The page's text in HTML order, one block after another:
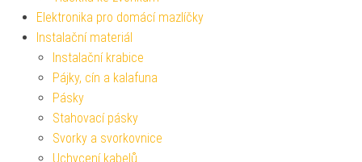
Elektronika pro domácí mazlíčky
Instalační materiál
Instalační krabice
Pájky, cín a kalafuna
Pásky
Stahovací pásky
Svorky a svorkovnice
Uchycení kabelů